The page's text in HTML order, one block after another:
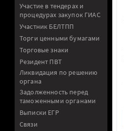
Участие в тендерах и
процедурах закупок ГИАС
Участник БЕЛТПП
Торги ценными бумагами
Торговые знаки
Резидент ПВТ
Ликвидация по решению
органа
Задолженность перед
таможенными органами
Выписки ЕГР
Связи